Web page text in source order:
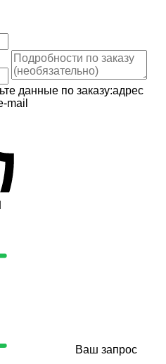
данные по заказу:адрес
mail
Ваш запрос